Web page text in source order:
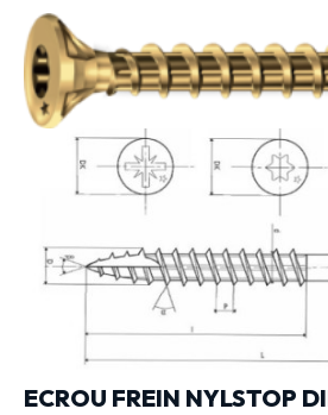
ECROU FREIN NYLSTOP